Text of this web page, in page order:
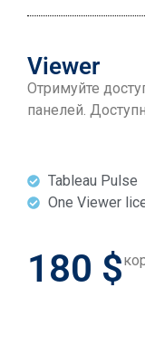
Viewer
Отримуйте
панелей.
Tableau Pulse
One Viewer
180 $